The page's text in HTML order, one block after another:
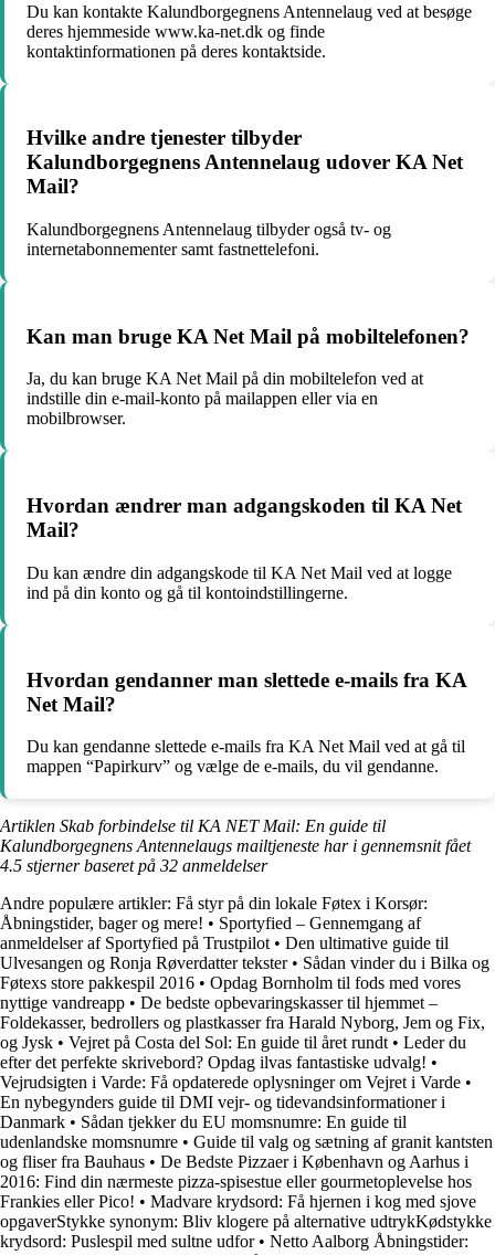
Du kan kontakte Kalundborgegnens Antennelaug ved at besøge
deres hjemmeside www.ka-net.dk og finde
kontaktinformationen på deres kontaktside.
Hvilke andre tjenester tilbyder
Kalundborgegnens Antennelaug udover KA Net
Mail?
Kalundborgegnens Antennelaug tilbyder også tv- og
internetabonnementer samt fastnettelefoni.
Kan man bruge KA Net Mail på mobiltelefonen?
Ja, du kan bruge KA Net Mail på din mobiltelefon ved at
indstille din e-mail-konto på mailappen eller via en
mobilbrowser.
Hvordan ændrer man adgangskoden til KA Net
Mail?
Du kan ændre din adgangskode til KA Net Mail ved at logge
ind på din konto og gå til kontoindstillingerne.
Hvordan gendanner man slettede e-mails fra KA
Net Mail?
Du kan gendanne slettede e-mails fra KA Net Mail ved at gå til
mappen “Papirkurv” og vælge de e-mails, du vil gendanne.
Artiklen Skab forbindelse til KA NET Mail: En guide til
Kalundborgegnens Antennelaugs mailtjeneste har i gennemsnit fået
4.5 stjerner baseret på 32 anmeldelser
Andre populære artikler: Få styr på din lokale Føtex i Korsør:
Åbningstider, bager og mere! • Sportyfied – Gennemgang af
anmeldelser af Sportyfied på Trustpilot • Den ultimative guide til
Ulvesangen og Ronja Røverdatter tekster• Sådan vinder du i Bilka og
Føtexs store pakkespil 2016 • Opdag Bornholm til fods med vores
nyttige vandreapp • De bedste opbevaringskasser til hjemmet –
Foldekasser, bedrollers og plastkasser fra Harald Nyborg, Jem og Fix,
og Jysk • Vejret på Costa del Sol: En guide til året rundt • Leder du
efter det perfekte skrivebord? Opdag ilvas fantastiske udvalg! •
Vejrudsigten i Varde: Få opdaterede oplysninger om Vejret i Varde •
En nybegynders guide til DMI vejr- og tidevandsinformationer i
Danmark • Sådan tjekker du EU momsnumre: En guide til
udenlandske momsnumre • Guide til valg og sætning af granit kantsten
og fliser fra Bauhaus • De Bedste Pizzaer i København og Aarhus i
2016: Find din nærmeste pizza-spisestue eller gourmetoplevelse hos
Frankies eller Pico! • Madvare krydsord: Få hjernen i kog med sjove
opgaverStykke synonym: Bliv klogere på alternative udtrykKødstykke
krydsord: Puslespil med sultne udfor• Netto Aalborg Åbningstider: